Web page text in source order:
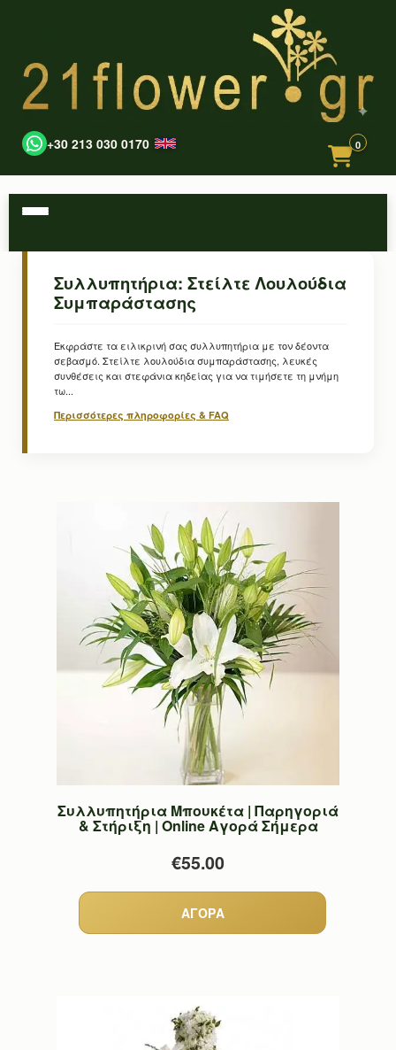
+30 213 030 0170 0
Συλλυπητήρια: Στείλτε Λουλούδια
Συμπαράστασης
Εκφράστε τα ειλικρινή σας συλλυπητήρια με τον δέοντα
σεβασμό. Στείλτε λουλούδια συμπαράστασης, λευκές
συνθέσεις και στεφάνια κηδείας για να τιμήσετε τη μνήμη
τω...
Περισσότερες πληροφορίες & FAQ
Συλλυπητήρια Μπουκέτα | Παρηγοριά
& Στήριξη | Online Αγορά Σήμερα
€55.00